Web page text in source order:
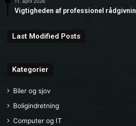
Vigtigheden af professionel
Last Modified Posts
Kategorier
Biler og sjov
Boligindretning
Computer og IT